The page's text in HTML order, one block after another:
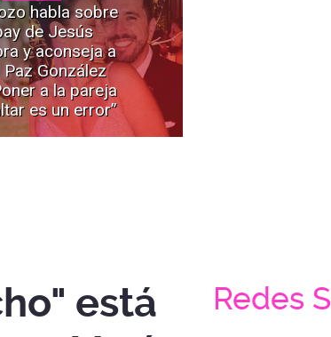
habla sobre
de Jesús
y aconseja a
González
a la pareja
es un error”
está
Redes